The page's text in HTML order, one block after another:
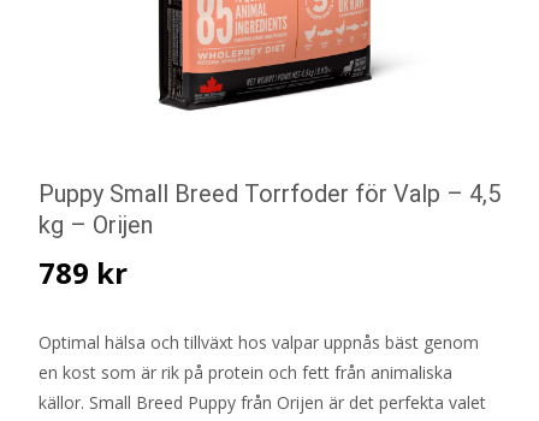
Puppy Small Breed Torrfoder för Valp – 4,5
kg – Orijen
789 kr
Optimal hälsa och tillväxt hos valpar uppnås bäst genom
en kost som är rik på protein och fett från animaliska
källor. Small Breed Puppy från Orijen är det perfekta valet